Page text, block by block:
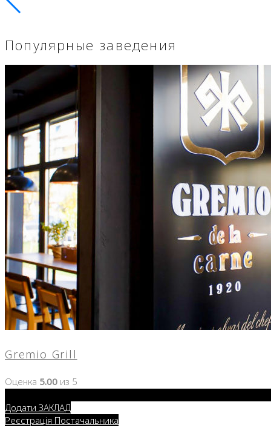
Популярные заведения
Gremio Grill
Оценка 5.00 из 5
Додати ЗАКЛАД
Реєстрація Постачальника